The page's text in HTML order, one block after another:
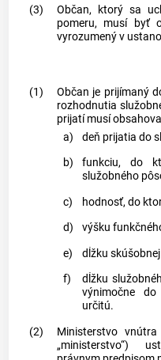
(3)
Občan, ktorý sa
pomeru, musí byť
vyrozumený v
(1)
Občan je prijímaný
rozhodnutia
prijatí musí
a)
deň prijatia do
b)
funkciu, do
služobného
c)
hodnosť, do
d)
výšku
e)
dĺžku
f)
dĺžku
výnimočne
určitú.
(2)
Ministerstvo
„ministerstvo“)